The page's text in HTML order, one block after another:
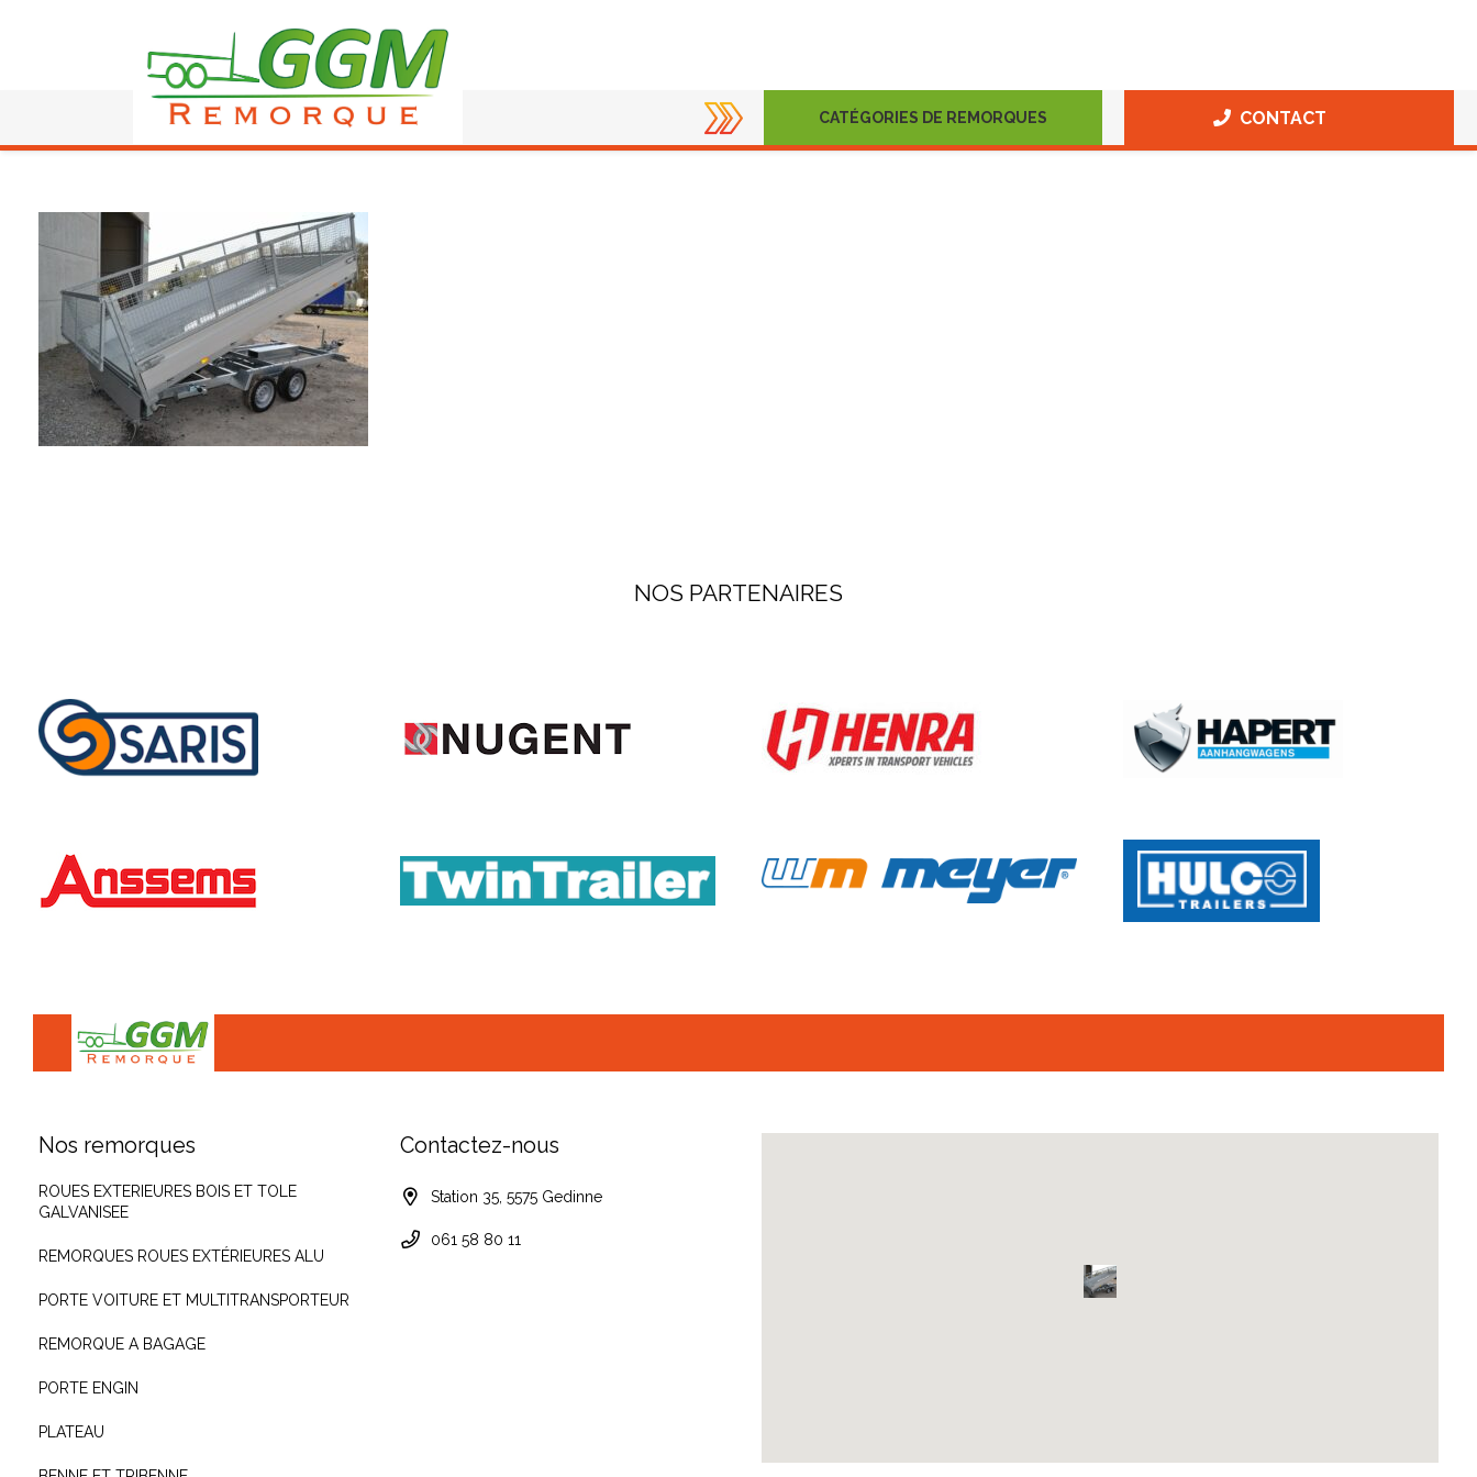
CATÉGORIES DE REMORQUES CONTACT
NOS PARTENAIRES
Nos remorques
ROUES EXTERIEURES BOIS ET TOLE
GALVANISEE
REMORQUES ROUES EXTÉRIEURES ALU
PORTE VOITURE ET MULTITRANSPORTEUR
REMORQUE A BAGAGE
PORTE ENGIN
PLATEAU
Contactez-nous
Station 35, 5575 Gedinne
061 58 80 11